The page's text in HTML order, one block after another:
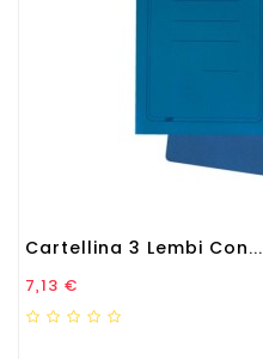
Cartellina 3 Lembi Con...
Prezzo
7,13 €